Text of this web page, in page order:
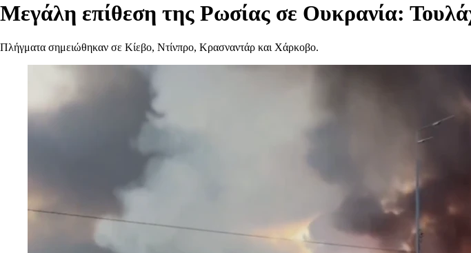
Μεγάλη επίθεση της Ρωσίας σε Ουκρανία:
Πλήγματα σημειώθηκαν σε Κίεβο, Ντίνπρο, Κρασναντάρ και Χάρκοβο.